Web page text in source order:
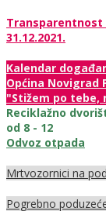
Transparentnost
31.12.2021.
Kalendar
Općina Novigrad
"Stižem po tebe,
Reciklažno
od 8 - 12
Odvoz otpada
Mrtvozornici na
Pogrebno